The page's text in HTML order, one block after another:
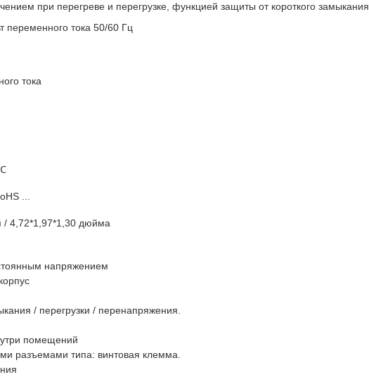
при перегреве и перегрузке, функцией защиты от короткого замыкания.
переменного тока 50/60 Гц
тока
...
/ 4,72*1,97*1,30 дюйма
напряжением
/ перегрузки / перенапряжения.
помещений
разъемами типа: винтовая клемма.